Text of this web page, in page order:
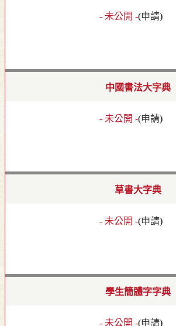
- 未公開 -(申請)
中國書法大字典
- 未公開 -(申請)
草書大字典
- 未公開 -(申請)
學生簡體字字典
- 未公開 -(申請)